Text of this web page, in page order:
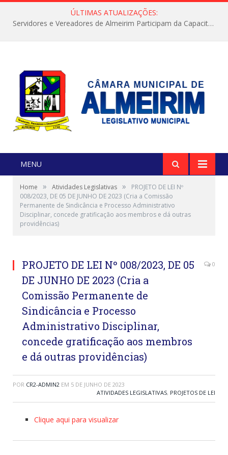
ÚLTIMAS ATUALIZAÇÕES:
Servidores e Vereadores de Almeirim Participam da Capacitação “Orientar é a Nossa Missão”
MENU
Home » Atividades Legislativas »
PROJETO DE LEI Nº
008/2023, DE 05 DE JUNHO DE 2023 (Cria a Comissão
Permanente de Sindicância e Processo Administrativo
Disciplinar, concede gratificação aos membros e dá outras
providências)
PROJETO DE LEI Nº 008/2023, DE 05
DE JUNHO DE 2023 (Cria a
Comissão Permanente de
Sindicância e Processo
Administrativo Disciplinar,
concede gratificação aos membros
e dá outras providências)
0
POR CR2-ADMIN2 EM 5 DE JUNHO DE 2023
ATIVIDADES LEGISLATIVAS, PROJETOS DE LEI
Clique aqui para visualizar